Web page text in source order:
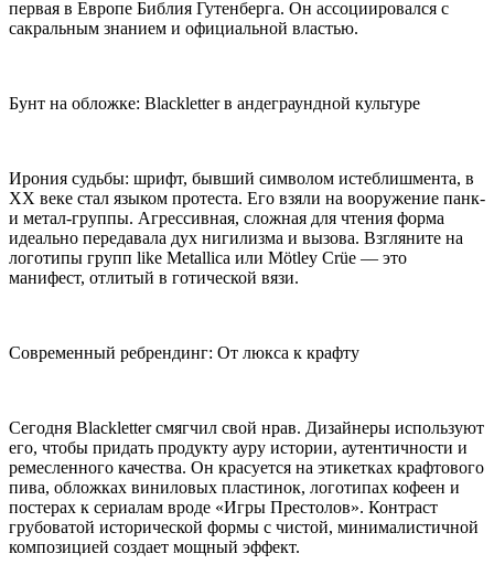
первая в Европе Библия Гутенберга. Он ассоциировался с
сакральным знанием и официальной властью.
Бунт на обложке: Blackletter в андеграундной культуре
Ирония судьбы: шрифт, бывший символом истеблишмента, в
XX веке стал языком протеста. Его взяли на вооружение панк-
и метал-группы. Агрессивная, сложная для чтения форма
идеально передавала дух нигилизма и вызова. Взгляните на
логотипы групп like Metallica или Mötley Crüe — это
манифест, отлитый в готической вязи.
Современный ребрендинг: От люкса к крафту
Сегодня Blackletter смягчил свой нрав. Дизайнеры используют
его, чтобы придать продукту ауру истории, аутентичности и
ремесленного качества. Он красуется на этикетках крафтового
пива, обложках виниловых пластинок, логотипах кофеен и
постерах к сериалам вроде «Игры Престолов». Контраст
грубоватой исторической формы с чистой, минималистичной
композицией создает мощный эффект.